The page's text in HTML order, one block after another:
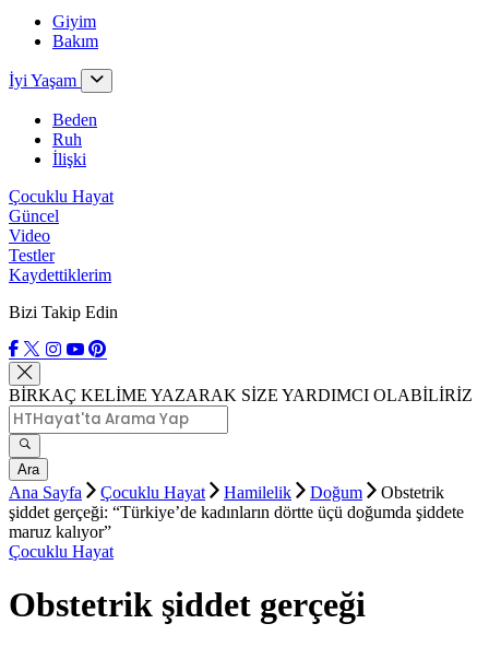
Giyim
Bakım
İyi Yaşam
Beden
Ruh
İlişki
Çocuklu Hayat
Güncel
Video
Testler
Kaydettiklerim
Bizi Takip Edin
BİRKAÇ KELİME YAZARAK SİZE YARDIMCI OLABİLİRİZ
Ara
Ana Sayfa Çocuklu Hayat Hamilelik Doğum
Obstetrik
şiddet gerçeği: “Türkiye’de kadınların dörtte üçü doğumda şiddete
maruz kalıyor”
Çocuklu Hayat
Obstetrik şiddet gerçeği